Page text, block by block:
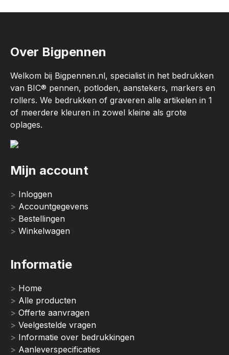
Over Bigpennen
Welkom bij Bigpennen.nl, specialist in het bedrukken
van BIC® pennen, potloden, aanstekers, markers en
rollers. We bedrukken of graveren alle artikelen in 1
of meerdere kleuren in zowel kleine als grote
oplages.
Mijn account
Inloggen
Accountgegevens
Bestellingen
Winkelwagen
Informatie
Home
Alle producten
Offerte aanvragen
Veelgestelde vragen
Informatie over bedrukkingen
Aanleverspecificaties